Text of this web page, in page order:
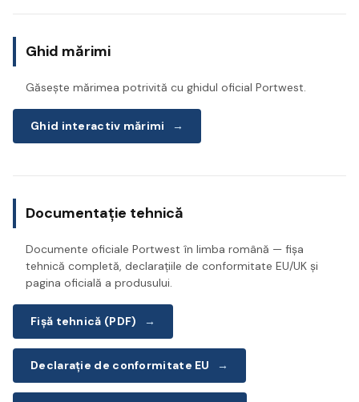
Ghid mărimi
Găsește mărimea potrivită cu ghidul oficial Portwest.
Ghid interactiv mărimi →
Documentație tehnică
Documente oficiale Portwest în limba română — fișa
tehnică completă, declarațiile de conformitate EU/UK și
pagina oficială a produsului.
Fișă tehnică (PDF) →
Declarație de conformitate EU →